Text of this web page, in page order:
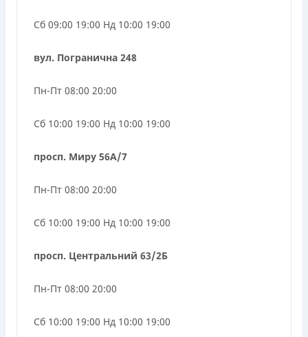
Сб 09:00 19:00 Нд 10:00 19:00
вул. Погранична 248
Пн-Пт 08:00 20:00
Сб 10:00 19:00 Нд 10:00 19:00
просп. Миру 56А/7
Пн-Пт 08:00 20:00
Сб 10:00 19:00 Нд 10:00 19:00
просп. Центральний 63/2Б
Пн-Пт 08:00 20:00
Сб 10:00 19:00 Нд 10:00 19:00